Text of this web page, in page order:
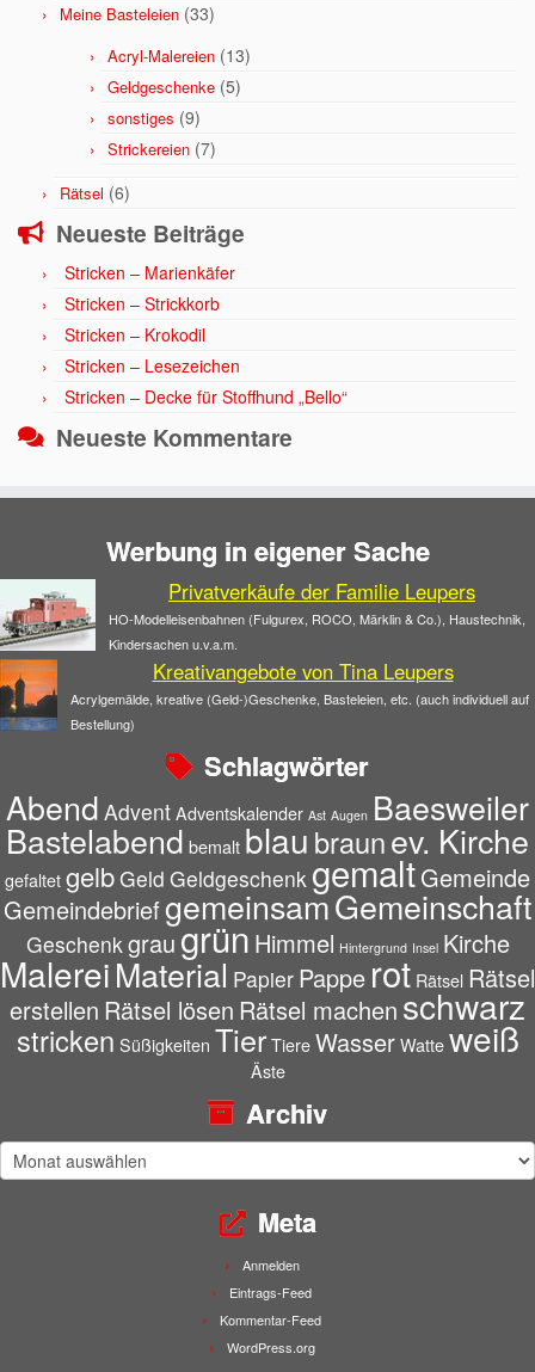
Meine Basteleien (33)
Acryl-Malereien (13)
Geldgeschenke (5)
sonstiges (9)
Strickereien (7)
Rätsel (6)
Neueste Beiträge
Stricken – Marienkäfer
Stricken – Strickkorb
Stricken – Krokodil
Stricken – Lesezeichen
Stricken – Decke für Stoffhund „Bello“
Neueste Kommentare
Werbung in eigener Sache
Privatverkäufe der Familie Leupers
HO-Modelleisenbahnen (Fulgurex, ROCO, Märklin & Co.), Haustechnik,
Kindersachen u.v.a.m.
Kreativangebote von Tina Leupers
Acrylgemälde, kreative (Geld-)Geschenke, Basteleien, etc. (auch individuell auf
Bestellung)
Schlagwörter
Abend AdventAdventskalender Ast Augen Baesweiler
Bastelabend bemalt blau braunev. Kirche
gefaltetgelbGeld Geldgeschenk gemaltGemeinde
GemeindebriefgemeinsamGemeinschaft
Geschenkgraugrün Himmel Hintergrund Insel Kirche
MalereiMaterial Papier Pappe rot Rätsel Rätsel
erstellen Rätsel lösen Rätsel machen schwarz
stricken Süßigkeiten Tier Tiere Wasser Watte weiß
Äste
Archiv
Archiv
Meta
Anmelden
Eintrags-Feed
Kommentar-Feed
WordPress.org